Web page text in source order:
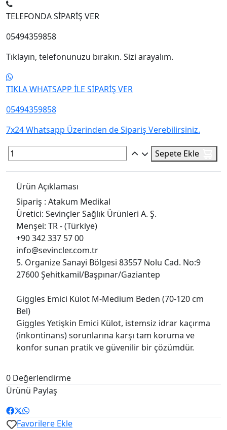
TELEFONDA SİPARİŞ VER
05494359858
Tıklayın, telefonunuzu bırakın. Sizi arayalım.
TIKLA WHATSAPP İLE SİPARİŞ VER
05494359858
7x24 Whatsapp Üzerinden de Sipariş Verebilirsiniz.
Sepete Ekle
Ürün Açıklaması
Sipariş : Atakum Medikal
Üretici: Sevinçler Sağlık Ürünleri A. Ş.
Menşei: TR - (Türkiye)
+90 342 337 57 00
info@sevincler.com.tr
5. Organize Sanayi Bölgesi 83557 Nolu Cad. No:9
27600 Şehitkamil/Başpınar/Gaziantep
Giggles Emici Külot M-Medium Beden (70-120 cm
Bel)
Giggles Yetişkin Emici Külot, istemsiz idrar kaçırma
(inkontinans) sorunlarına karşı tam koruma ve
konfor sunan pratik ve güvenilir bir çözümdür.
0 Değerlendirme
Ürünü Paylaş
Favorilere Ekle